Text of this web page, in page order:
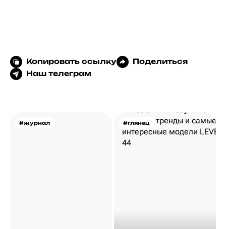
Копировать ссылку
Поделиться
Наш телеграм
#журнал #глянец